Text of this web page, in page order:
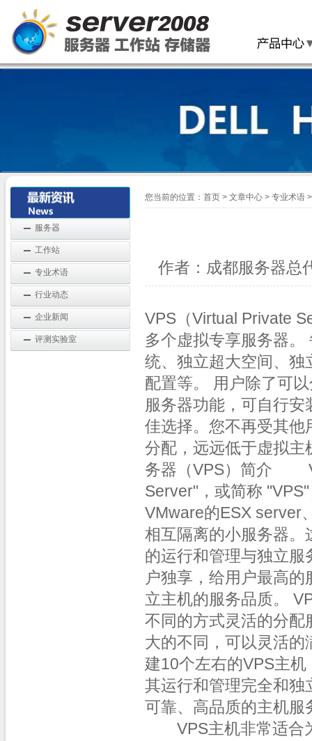
服务器
工作站
专业术语
行业动态
企业新闻
评测实验室
您当前的位置： 首页 > 文章中心 > 专业术语
作者：成都服务器
VPS（Virtual Private
多个虚拟专享服务器
统、独立超大空间、独
配置等。 用户除了可
服务器功能，可自行
佳选择。您不再受其他
分配，远远低于虚拟
务器（VPS）简介
Server"，或简称
VMware的ESX server
相互隔离的小服务器。
的运行和管理与独立
户独享，给用户最高
立主机的服务品质。
不同的方式灵活的分配
大的不同，可以灵活
建10个左右的VPS主
其运行和管理完全和独
可靠、高品质的主机服
VPS主机非常适合为